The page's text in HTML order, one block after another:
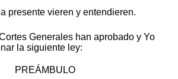
presente vieren y entendieren.
Generales han aprobado y Yo
la siguiente ley:
PREÁMBULO